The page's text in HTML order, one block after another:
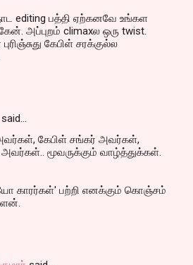
editing பத்தி ஏற்கனவே உங்கள
அப்புறம் climaxல ஒரு twist.
கேபிள் சரக்குல்ல
said…
கேபிள் சங்கர் அவர்கள்,
மூவருக்கும் வாழ்த்துக்கள்.
காரர்கள்' பற்றி எனக்கும் கொஞ்சம்